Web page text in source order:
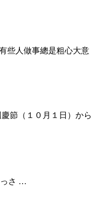
些人做事總是粗心大意
節（１０月１日）から
っさ …